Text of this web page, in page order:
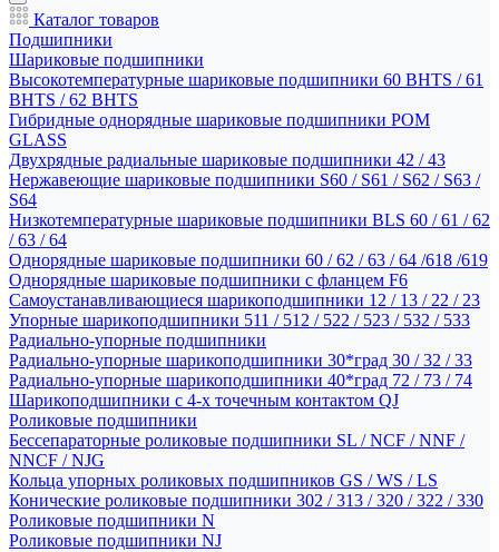
Каталог товаров
Подшипники
Шариковые подшипники
Высокотемпературные шариковые подшипники 60 BHTS / 61
BHTS / 62 BHTS
Гибридные однорядные шариковые подшипники POM
GLASS
Двухрядные радиальные шариковые подшипники 42 / 43
Нержавеющие шариковые подшипники S60 / S61 / S62 / S63 /
S64
Низкотемпературные шариковые подшипники BLS 60 / 61 / 62
/ 63 / 64
Однорядные шариковые подшипники 60 / 62 / 63 / 64 /618 /619
Однорядные шариковые подшипники с фланцем F6
Самоустанавливающиеся шарикоподшипники 12 / 13 / 22 / 23
Упорные шарикоподшипники 511 / 512 / 522 / 523 / 532 / 533
Радиально-упорные подшипники
Радиально-упорные шарикоподшипники 30*град 30 / 32 / 33
Радиально-упорные шарикоподшипники 40*град 72 / 73 / 74
Шарикоподшипники с 4-х точечным контактом QJ
Роликовые подшипники
Бессепараторные роликовые подшипники SL / NCF / NNF /
NNCF / NJG
Кольца упорных роликовых подшипников GS / WS / LS
Конические роликовые подшипники 302 / 313 / 320 / 322 / 330
Роликовые подшипники N
Роликовые подшипники NJ